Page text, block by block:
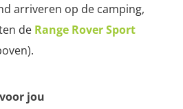
arriveren op de camping,
de Range Rover Sport
jou